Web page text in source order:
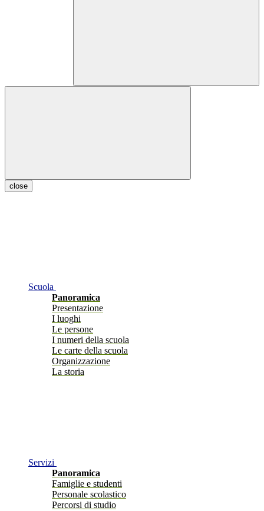
close
Scuola
Panoramica
Presentazione
I luoghi
Le persone
I numeri della scuola
Le carte della scuola
Organizzazione
La storia
Servizi
Panoramica
Famiglie e studenti
Personale scolastico
Percorsi di studio